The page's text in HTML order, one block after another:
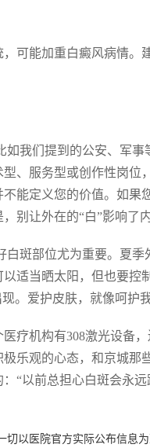
可能加重白癜风病情
我们提到的公安、军
、服务型或创作性岗
能定义您的价值。如果
别让外在的“白”影响了内
斑部位尤为重要。夏
适当晒太阳，但也要
。爱护皮肤，就像呵护
疗机构有308激光设备
乐观的心态，和京城那
“以前总担心白斑会永
以医院官方实际公布信息为